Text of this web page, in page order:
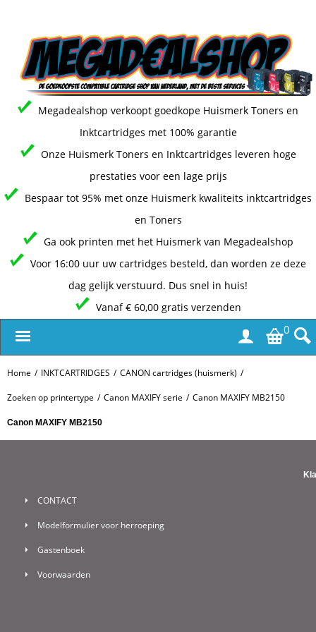
Megadealshop verkoopt goedkope Huismerk Toners en
Inktcartridges met 100% garantie
Onze Huismerk Toners en Inktcartridges leveren hoge
prestaties voor een lage prijs
Bespaar tot 95% met onze Huismerk kwaliteits inktcartridges
en Toners
Ga ook printen met het Huismerk van Megadealshop
Voor 16:00 uur uw cartridges besteld, dan worden ze deze
dag gelijk verstuurd. Dus snel in huis!
Vanaf € 60,00 gratis verzenden
0
Home / INKTCARTRIDGES / CANON cartridges (huismerk) /
Zoeken op printertype / Canon MAXIFY serie / Canon MAXIFY MB2150
Canon MAXIFY MB2150
CONTACT
Modelformulier voor herroeping
Gastenboek
Voorwaarden